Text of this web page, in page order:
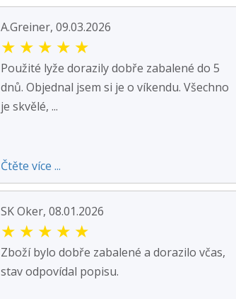
A.Greiner, 09.03.2026
★ ★ ★ ★ ★
Použité lyže dorazily dobře zabalené do 5
dnů. Objednal jsem si je o víkendu. Všechno
je skvělé, ...
Čtěte více ...
SK Oker, 08.01.2026
★ ★ ★ ★ ★
Zboží bylo dobře zabalené a dorazilo včas,
stav odpovídal popisu.